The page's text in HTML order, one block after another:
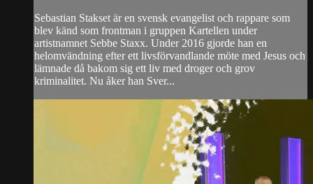
Sebastian Stakset är en svensk evangelist och rappare som
blev känd som frontman i gruppen Kartellen under
artistnamnet Sebbe Staxx. Under 2016 gjorde han en
helomvändning efter ett livsförvandlande möte med Jesus och
lämnade då bakom sig ett liv med droger och grov
kriminalitet. Nu åker han Sver...